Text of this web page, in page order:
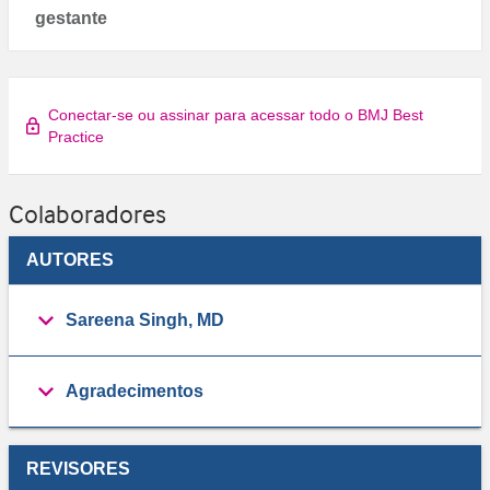
gestante
Conectar-se ou assinar para acessar todo o BMJ Best
Practice
Colaboradores
AUTORES
Sareena Singh, MD
Agradecimentos
REVISORES